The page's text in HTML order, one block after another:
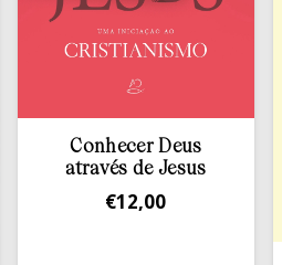
Conhecer Deus
através de Jesus
12,00